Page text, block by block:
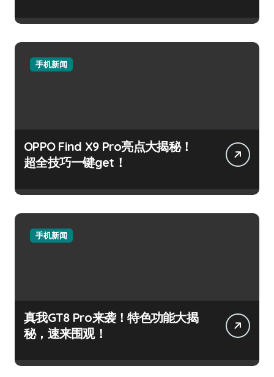
手机新闻
OPPO Find X9 Pro亮点大揭秘！
超全技巧一键get！
手机新闻
真我GT8 Pro来袭！特色功能大揭
秘，速来围观！